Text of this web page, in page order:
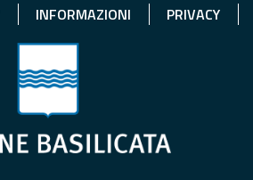
INFORMAZIONI PRIVACY